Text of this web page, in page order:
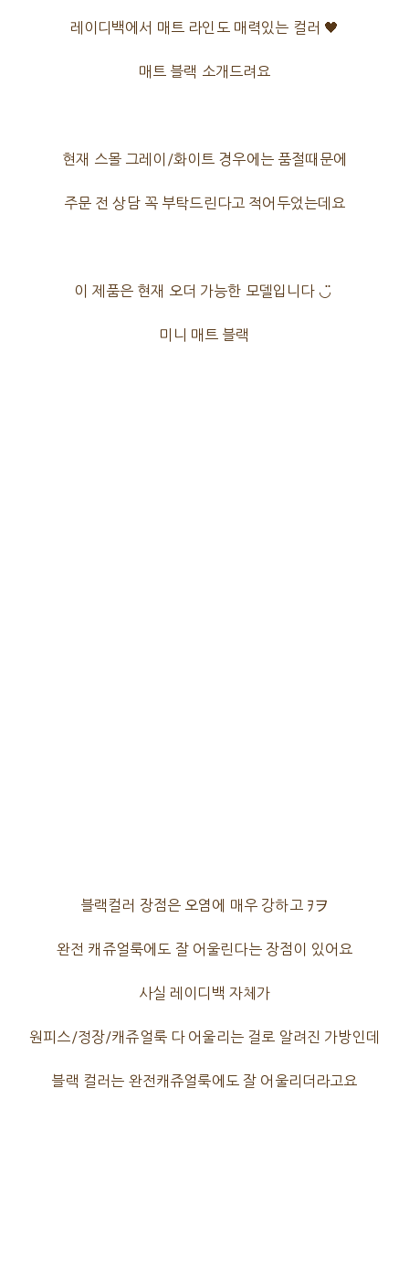
레이디백에서 매트 라인도 매력있는 컬러 🖤
매트 블랙 소개드려요
현재 스몰 그레이/화이트 경우에는 품절때문에
주문 전 상담 꼭 부탁드린다고 적어두었는데요
이 제품은 현재 오더 가능한 모델입니다 ◡̈
미니 매트 블랙
블랙컬러 장점은 오염에 매우 강하고 ｦヲ
완전 캐쥬얼룩에도 잘 어울린다는 장점이 있어요
사실 레이디백 자체가
원피스/정장/캐쥬얼룩 다 어울리는 걸로 알려진 가방인데
블랙 컬러는 완전캐쥬얼룩에도 잘 어울리더라고요